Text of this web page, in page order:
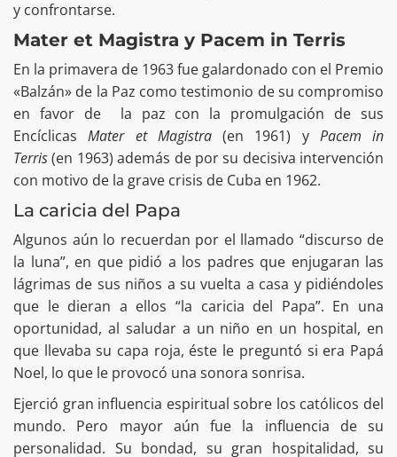
y confrontarse.
Mater et Magistra y Pacem in Terris
En la primavera de 1963 fue galardonado con el Premio
«Balzán» de la Paz como testimonio de su compromiso
en favor de la paz con la promulgación de sus
EncíclicasMater et Magistra(en 1961) y Pacem in
Terris(en 1963) además de por su decisiva intervención
con motivo de la grave crisis de Cuba en 1962.
La caricia del Papa
Algunos aún lo recuerdan por el llamado “discurso de
la luna”, en que pidió a los padres que enjugaran las
lágrimas de sus niños a su vuelta a casa y pidiéndoles
que le dieran a ellos “la caricia del Papa”. En una
oportunidad, al saludar a un niño en un hospital, en
que llevaba su capa roja, éste le preguntó si era Papá
Noel, lo que le provocó una sonora sonrisa.
Ejerció gran influencia espiritual sobre los católicos del
mundo. Pero mayor aún fue la influencia de su
personalidad. Su bondad, su gran hospitalidad, su